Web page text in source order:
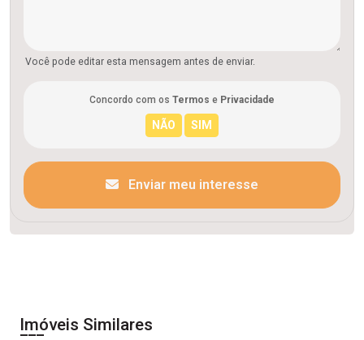
Você pode editar esta mensagem antes de enviar.
Concordo com os Termos e Privacidade
Enviar meu interesse
Imóveis Similares